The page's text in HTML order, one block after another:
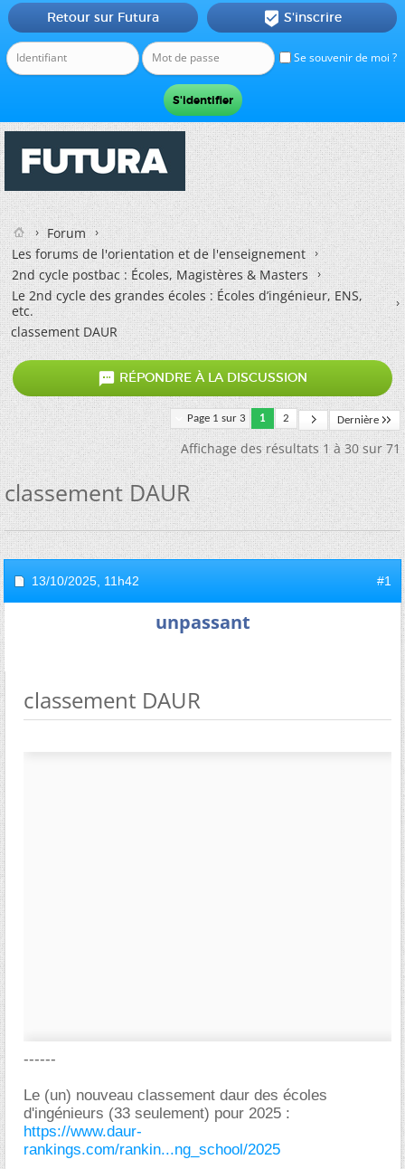
Se souvenir de moi ?
Retour sur Futura  S'inscrire
Forum
Les forums de l'orientation et de l'enseignement
2nd cycle postbac : Écoles, Magistères & Masters
Le 2nd cycle des grandes écoles : Écoles d’ingénieur, ENS,
etc.
classement DAUR
 RÉPONDRE À LA DISCUSSION
Page 1 sur 3 1 2 Dernière
Affichage des résultats 1 à 30 sur 71
classement DAUR
13/10/2025, 11h42 #1
unpassant
classement DAUR
------
Le (un) nouveau classement daur des écoles
d'ingénieurs (33 seulement) pour 2025 :
https://www.daur-
rankings.com/rankin...ng_school/2025